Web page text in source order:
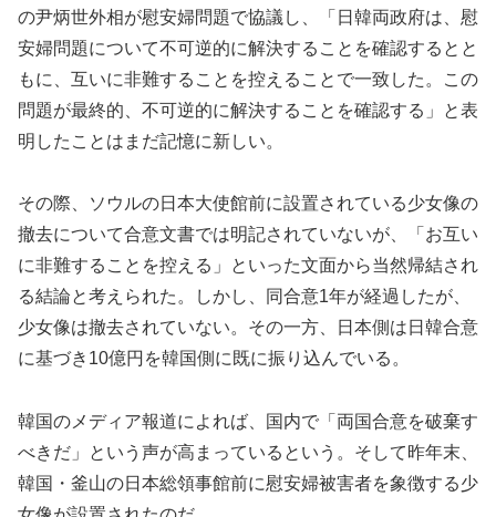
の尹炳世外相が慰安婦問題で協議し、「日韓両政府は、慰
安婦問題について不可逆的に解決することを確認するとと
もに、互いに非難することを控えることで一致した。この
問題が最終的、不可逆的に解決することを確認する」と表
明したことはまだ記憶に新しい。
その際、ソウルの日本大使館前に設置されている少女像の
撤去について合意文書では明記されていないが、「お互い
に非難することを控える」といった文面から当然帰結され
る結論と考えられた。しかし、同合意1年が経過したが、
少女像は撤去されていない。その一方、日本側は日韓合意
に基づき10億円を韓国側に既に振り込んでいる。
韓国のメディア報道によれば、国内で「両国合意を破棄す
べきだ」という声が高まっているという。そして昨年末、
韓国・釜山の日本総領事館前に慰安婦被害者を象徴する少